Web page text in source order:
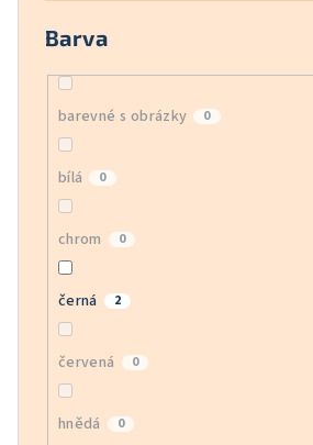
Barva
barevné s obrázky 0
bílá 0
chrom 0
černá 2
červená 0
hnědá 0